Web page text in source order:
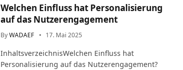
Welchen Einfluss hat Personalisierung
auf das Nutzerengagement
ByWADAEF 17. Mai 2025
InhaltsverzeichnisWelchen Einfluss hat
Personalisierung auf das Nutzerengagement?